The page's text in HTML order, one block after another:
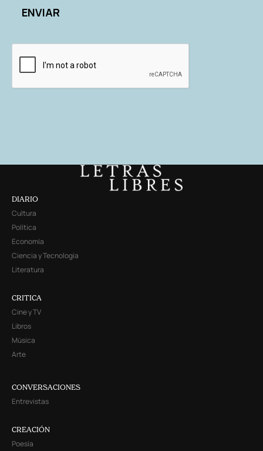
DIARIO
Cultura
Política
Economía
Ciencia y Tecnología
Literatura
CRITICA
Cine y TV
Libros
Música
Arte
CONVERSACIONES
Entrevistas
CREACIÓN
Poesía